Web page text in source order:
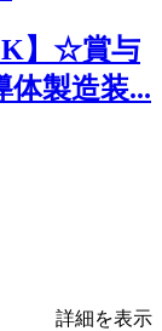
】☆賞与
製造装...
詳細を表示